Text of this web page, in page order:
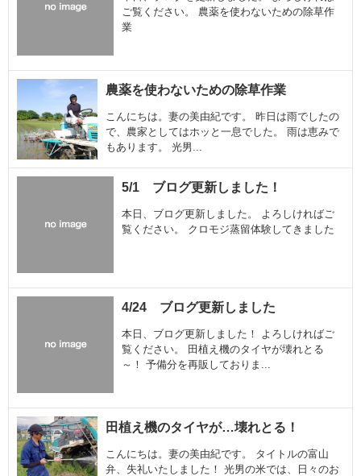
ご覧ください。 農薬を使わないための除草作
業
農薬を使わないための除草作業
こんにちは。妻の美由紀です。 昨日は雨でしたの
で、農家としてはホッと一息でした。 雨は恵みで
もあります。 光男...
5/1 ブログ更新しました！
本日、ブログ更新しました。 よろしければご
覧ください。 クロモジ蒸留体験してきました
4/24 ブログ更新しました
本日、ブログ更新しました！ よろしければご
覧ください。 田植え機のタイヤが壊れとる
～！ 予備分を再販しておりま...
田植え機のタイヤが…壊れとる！
こんにちは。妻の美由紀です。 タイトルの富山
弁、失礼いたしました！ 光男の米では、日々のお